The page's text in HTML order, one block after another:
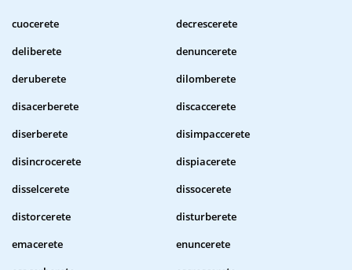
cuocerete
decrescerete
deliberete
denuncerete
deruberete
dilomberete
disacerberete
discaccerete
diserberete
disimpaccerete
disincrocerete
dispiacerete
disselcerete
dissocerete
distorcerete
disturberete
emacerete
enuncerete